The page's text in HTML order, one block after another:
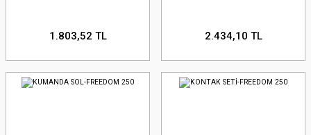
1.803,52 TL 2.434,10 TL